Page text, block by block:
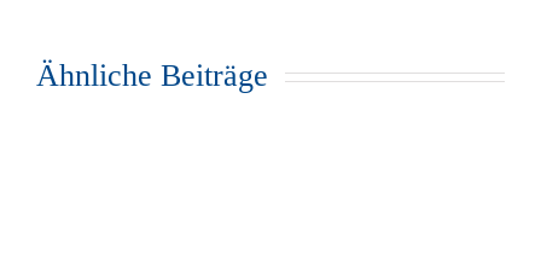
Ähnliche Beiträge